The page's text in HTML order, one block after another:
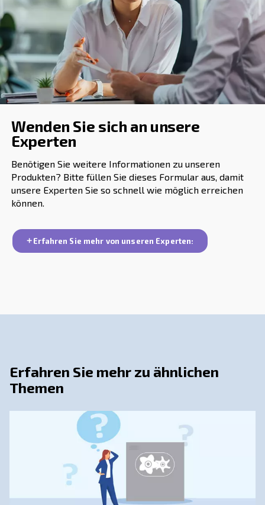
Warum Ist Die Reinheit Der Druckluft
Pharmaindustrie Wichtig?
Worin Unterscheiden Sich Ölfreie
und Schmiertechniken, um zu verhindern, dass Öl
Druckluft in Kontakt kommt. Dies sorgt für ein
Luftreinheit und macht sie ideal für Anwendungen in
entscheidender Bedeutung ist.
Ölfreier Druckluftkompressoren In Der
Wie Werden Kompressoren In Der
Pharmaindustrie Gewartet?
Welche Vorteile Bietet Der Einsatz
Druckluftkompressoren In Der
Pharmaindustrie?